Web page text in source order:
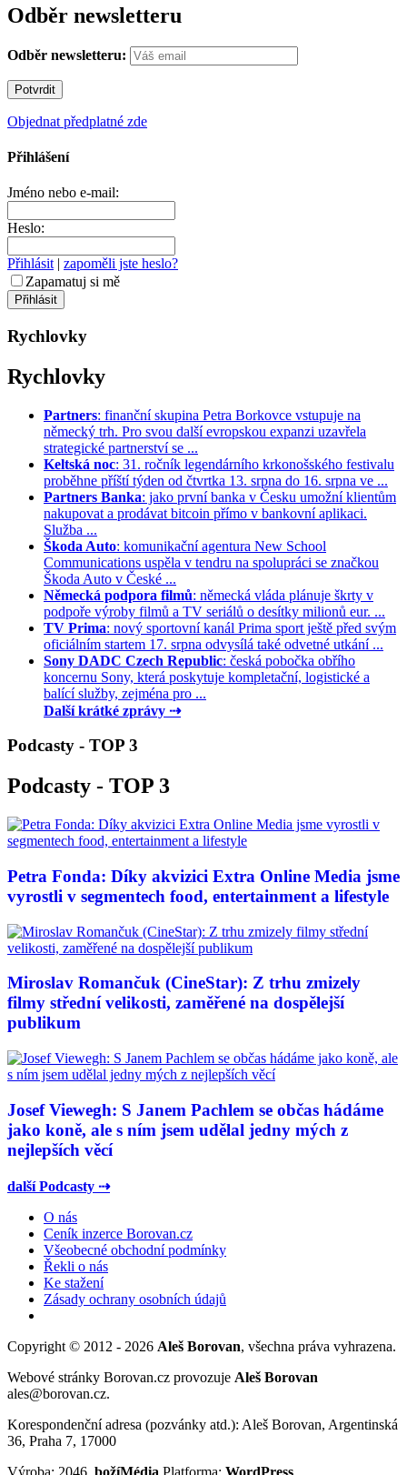
Odběr newsletteru
Odběr newsletteru:
Objednat předplatné zde
Přihlášení
Jméno nebo e-mail:
Heslo:
Přihlásit | zapoměli jste heslo?
Zapamatuj si mě
Rychlovky
Rychlovky
Partners: finanční skupina Petra Borkovce vstupuje na
německý trh. Pro svou další evropskou expanzi uzavřela
strategické partnerství se ...
Keltská noc: 31. ročník legendárního krkonošského festivalu
proběhne příští týden od čtvrtka 13. srpna do 16. srpna ve ...
Partners Banka: jako první banka v Česku umožní klientům
nakupovat a prodávat bitcoin přímo v bankovní aplikaci.
Služba ...
Škoda Auto: komunikační agentura New School
Communications uspěla v tendru na spolupráci se značkou
Škoda Auto v České ...
Německá podpora filmů: německá vláda plánuje škrty v
podpoře výroby filmů a TV seriálů o desítky milionů eur. ...
TV Prima: nový sportovní kanál Prima sport ještě před svým
oficiálním startem 17. srpna odvysílá také odvetné utkání ...
Sony DADC Czech Republic: česká pobočka obřího
koncernu Sony, která poskytuje kompletační, logistické a
balící služby, zejména pro ...
Další krátké zprávy ⇢
Podcasty - TOP 3
Podcasty - TOP 3
Petra Fonda: Díky akvizici Extra Online Media jsme
vyrostli v segmentech food, entertainment a lifestyle
Miroslav Romančuk (CineStar): Z trhu zmizely
filmy střední velikosti, zaměřené na dospělejší
publikum
Josef Viewegh: S Janem Pachlem se občas hádáme
jako koně, ale s ním jsem udělal jedny mých z
nejlepších věcí
další Podcasty ⇢
O nás
Ceník inzerce Borovan.cz
Všeobecné obchodní podmínky
Řekli o nás
Ke stažení
Zásady ochrany osobních údajů
Copyright © 2012 - 2026 Aleš Borovan, všechna práva vyhrazena.
Webové stránky Borovan.cz provozuje Aleš Borovan
ales@borovan.cz.
Korespondenční adresa (pozvánky atd.): Aleš Borovan, Argentinská
36, Praha 7, 17000
Výroba: 2046, božíMédia Platforma: WordPress